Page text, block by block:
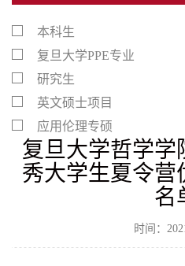
本科生
复旦大学PPE专业
研究生
英文硕士项目
应用伦理专硕
复旦大学哲学学
秀大学生夏令营
名
时间：